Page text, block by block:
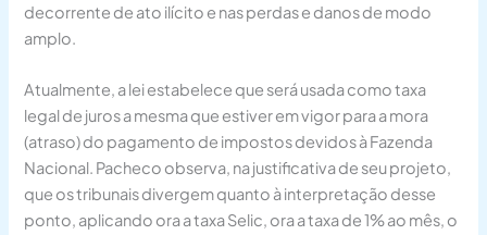
decorrente de ato ilícito e nas perdas e danos de modo
amplo.
Atualmente, a lei estabelece que será usada como taxa
legal de juros a mesma que estiver em vigor para a mora
(atraso) do pagamento de impostos devidos à Fazenda
Nacional. Pacheco observa, na justificativa de seu projeto,
que os tribunais divergem quanto à interpretação desse
ponto, aplicando ora a taxa Selic, ora a taxa de 1% ao mês, o